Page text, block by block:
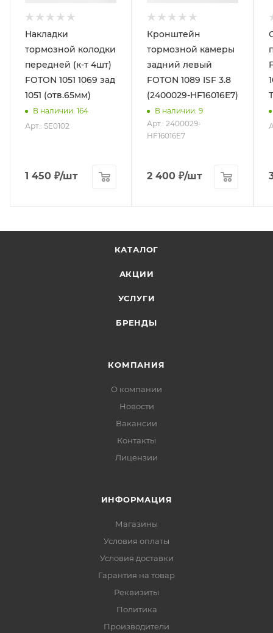
Накладки
тормозной колодки
передней (к-т 4шт)
FOTON 1051 1069 зад
1051 (отв.65мм)
В наличии: 164
Арт.: SE0102
1 450 ₽/шт
Кронштейн
тормозной камеры
задний левый
FOTON 1089 ISF 3.8
(2400029-HF16016E7)
В наличии: 9
Арт.: 2400029-
HF16016E7
2 400 ₽/шт
КАТАЛОГ
АКЦИИ
УСЛУГИ
БРЕНДЫ
КОМПАНИЯ
О компании
Новости
Вакансии
Контакты
Лицензии
ИНФОРМАЦИЯ
Магазины
Условия оплаты
Условия доставки
Гарантия на товар
Реквизиты
Политика
Производители